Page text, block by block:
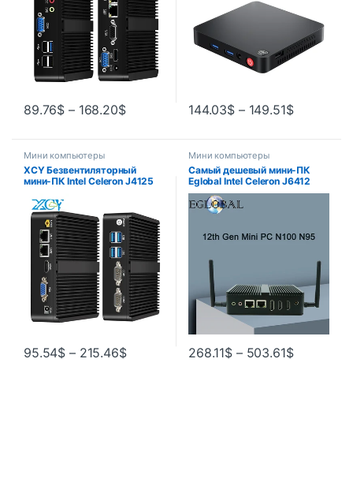
89.76$ – 168.20$ 144.03$ – 149.51$
Мини компьютеры
XCY Безвентиляторный
мини-ПК Intel Celeron J4125
VGA Поддержка Wi-Fi 4G LTE
Windows 10 Linux
Промышленный компьютер
95.54$ – 215.46$
Мини компьютеры
Самый дешевый мини-ПК
Eglobal Intel Celeron J6412
N95 N100 без вентилятора с
2 портами HDMI + 1DP 2 Com-
портами 2LAN Window10,
компьютер
268.11$ – 503.61$